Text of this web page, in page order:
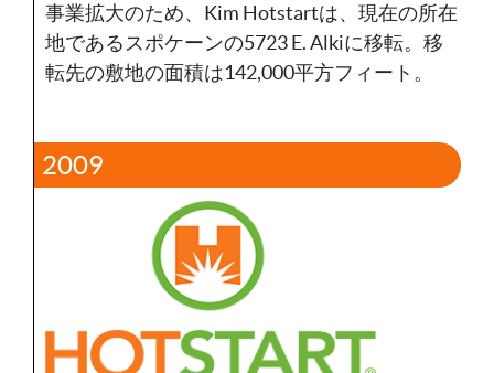
事業拡大のため、Kim Hotstartは、現在の所在
地であるスポケーンの5723 E. Alkiに移転。移
転先の敷地の面積は142,000平方フィート。
2009